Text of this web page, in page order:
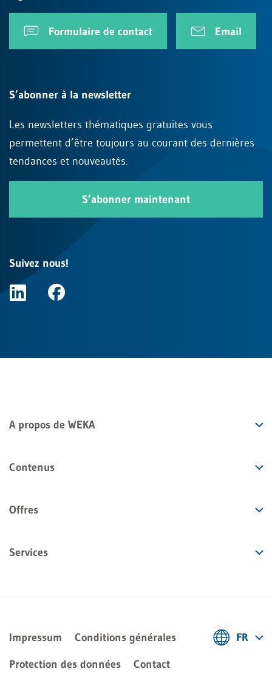
Formulaire de contact Email
S’abonner à la newsletter
Les newsletters thématiques gratuites vous
permettent d’être toujours au courant des dernières
tendances et nouveautés.
S’abonner maintenant
Suivez nous!
A propos de WEKA
Contenus
Offres
Services
Impressum
Conditions générales
Protection des données
Contact
FR